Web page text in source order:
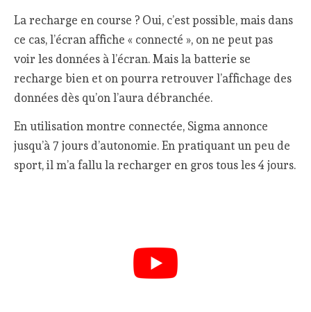
La recharge en course ? Oui, c’est possible, mais dans
ce cas, l’écran affiche « connecté », on ne peut pas
voir les données à l’écran. Mais la batterie se
recharge bien et on pourra retrouver l’affichage des
données dès qu’on l’aura débranchée.
En utilisation montre connectée, Sigma annonce
jusqu’à 7 jours d’autonomie. En pratiquant un peu de
sport, il m’a fallu la recharger en gros tous les 4 jours.